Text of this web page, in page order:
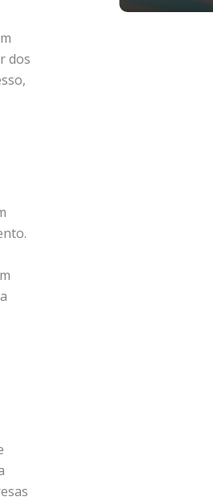
dos